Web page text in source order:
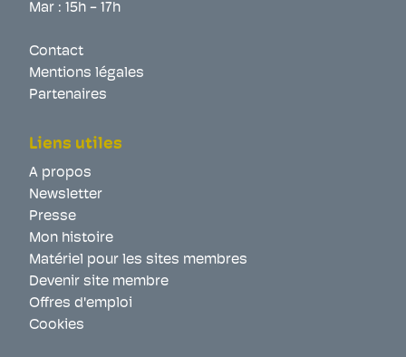
Mar : 15h - 17h
Contact
Mentions légales
Partenaires
Liens utiles
A propos
Newsletter
Presse
Mon histoire
Matériel pour les sites membres
Devenir site membre
Offres d'emploi
Cookies